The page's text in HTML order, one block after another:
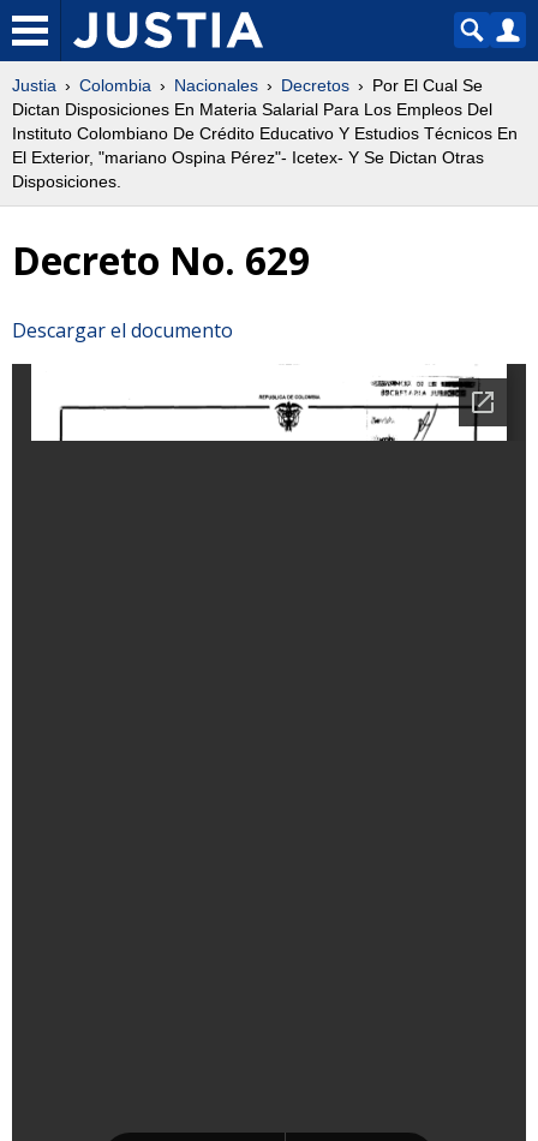
Justia Colombia Nacionales Decretos
Por El Cual Se
Dictan Disposiciones En Materia Salarial Para Los Empleos Del
Instituto Colombiano De Crédito Educativo Y Estudios Técnicos En
El Exterior, "mariano Ospina Pérez"- Icetex- Y Se Dictan Otras
Disposiciones.
Decreto No. 629
Descargar el documento